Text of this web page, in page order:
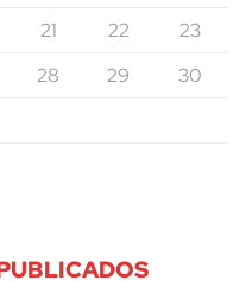
21 22
23
28 29
30